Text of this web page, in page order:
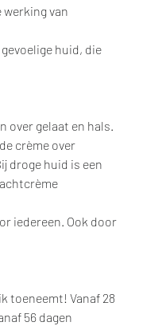
van
huid, die
over gelaat en hals.
crème over
droge huid is een
iedereen. Ook door
toeneemt! Vanaf 28
56 dagen